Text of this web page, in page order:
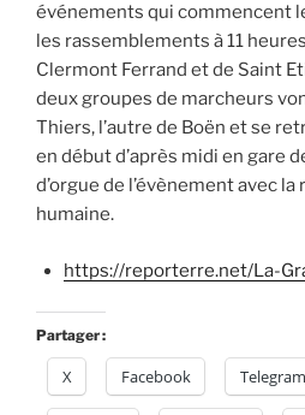
événements qui commencent
les rassemblements à 11
Clermont Ferrand et de Saint
deux groupes de marcheurs
Thiers, l’autre de Boën et se
en début d’après midi en gare
d’orgue de l’évènement avec
humaine.
https://reporterre.net/La-
Partager :
X Facebook Telegram